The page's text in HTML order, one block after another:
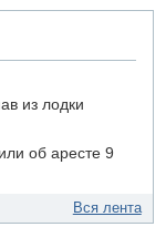
из лодки
об аресте 9
жары в
Вся лента